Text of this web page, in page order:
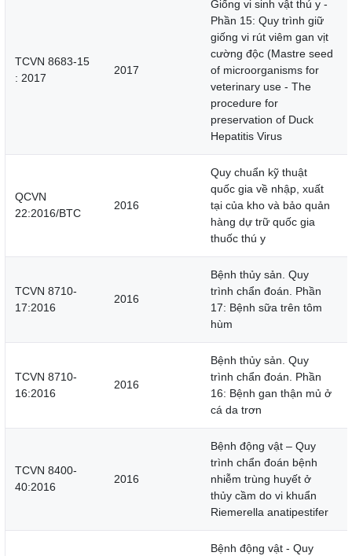
TCVN 8683-15
: 2017
2017
Giống vi sinh vật thú y -
Phần 15: Quy trình giữ
giống vi rút viêm gan vịt
cường độc (Mastre seed
of microorganisms for
veterinary use - The
procedure for
preservation of Duck
Hepatitis Virus
QCVN
22:2016/BTC
2016
Quy chuẩn kỹ thuật
quốc gia về nhập, xuất
tại của kho và bảo quản
hàng dự trữ quốc gia
thuốc thú y
TCVN 8710-
17:2016
2016
Bệnh thủy sản. Quy
trình chẩn đoán. Phần
17: Bệnh sữa trên tôm
hùm
TCVN 8710-
16:2016
2016
Bệnh thủy sản. Quy
trình chẩn đoán. Phần
16: Bệnh gan thận mủ ở
cá da trơn
TCVN 8400-
40:2016
2016
Bệnh động vật – Quy
trình chẩn đoán bệnh
nhiễm trùng huyết ở
thủy cầm do vi khuẩn
Riemerella anatipestifer
Bệnh động vật - Quy